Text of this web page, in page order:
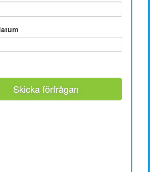
Skicka förfrågan